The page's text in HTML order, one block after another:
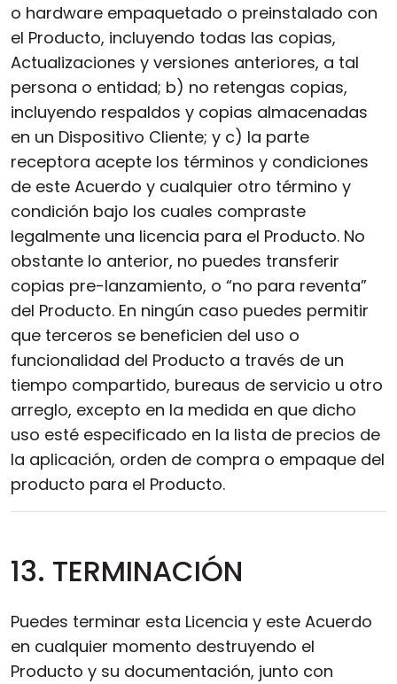
o hardware empaquetado o preinstalado con
el Producto, incluyendo todas las copias,
Actualizaciones y versiones anteriores, a tal
persona o entidad; b) no retengas copias,
incluyendo respaldos y copias almacenadas
en un Dispositivo Cliente; y c) la parte
receptora acepte los términos y condiciones
de este Acuerdo y cualquier otro término y
condición bajo los cuales compraste
legalmente una licencia para el Producto. No
obstante lo anterior, no puedes transferir
copias pre-lanzamiento, o “no para reventa”
del Producto. En ningún caso puedes permitir
que terceros se beneficien del uso o
funcionalidad del Producto a través de un
tiempo compartido, bureaus de servicio u otro
arreglo, excepto en la medida en que dicho
uso esté especificado en la lista de precios de
la aplicación, orden de compra o empaque del
producto para el Producto.
13. TERMINACIÓN
Puedes terminar esta Licencia y este Acuerdo
en cualquier momento destruyendo el
Producto y su documentación, junto con